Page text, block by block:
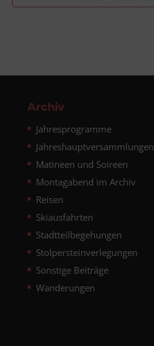
Archiv
Jahresprogramme
Jahreshauptversammlungen
Matineen und Soireen
Montagabend im Archiv
Reisen
Skiausfahrten
Stadtteilbegehungen
Stolpersteinverlegungen
Sonstige Beiträge
Wanderungen